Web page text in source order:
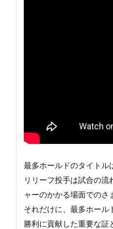
最多ホールドのタイトル
リリーフ投手は試合の
ャーのかかる場面でのさ
それだけに、最多ホール
勝利に貢献した重要な証